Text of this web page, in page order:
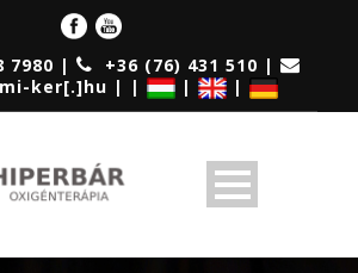
7980 |
+36 (76) 431 510 |
ker[.]hu | |
| |